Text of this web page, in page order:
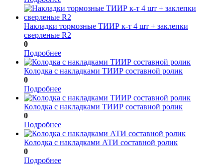
Накладки тормозные ТИИР к-т 4 шт + заклепки
сверленые R2
0
Подробнее
Колодка с накладками ТИИР составной ролик
0
Подробнее
Колодка с накладками ТИИР составной ролик
0
Подробнее
Колодка с накладками АТИ составной ролик
0
Подробнее